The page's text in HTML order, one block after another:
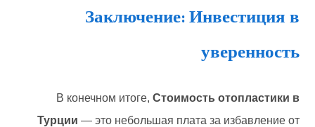
Заключение: Инвестиция в
уверенность
В конечном итоге, Стоимость отопластики в
Турции — это небольшая плата за избавление от